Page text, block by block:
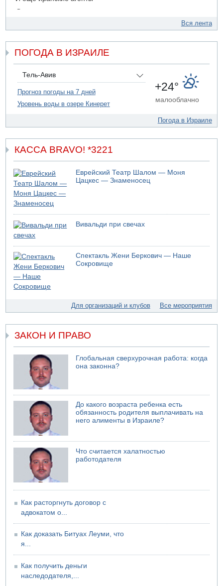
электрической компании
06.08.2026 13:07
Возле Кирьят-Арбы пожар на местности
06.08.2026 12:06
США не будут давить на Израиль в вопросе Ливана
Трое подростков ограбили сексшоп в Холоне
Вся лента
ПОГОДА В ИЗРАИЛЕ
Тель-Авив
Прогноз погоды на 7 дней
Уровень воды в озере Кинерет
+24°
малооблачно
Погода в Израиле
КАССА BRAVO! *3221
Еврейский Театр Шалом — Моня
Цацкес — Знаменосец
Вивальди при свечах
Спектакль Жени Беркович — Наше
Сокровище
Для организаций и клубов Все мероприятия
ЗАКОН И ПРАВО
Глобальная сверхурочная работа: когда
она законна?
До какого возраста ребенка есть
обязанность родителя выплачивать на
него алименты в Израиле?
Что считается халатностью
работодателя
Как расторгнуть договор с
адвокатом о...
Как доказать Битуах Леуми, что
я...
Как получить деньги
наследодателя,...